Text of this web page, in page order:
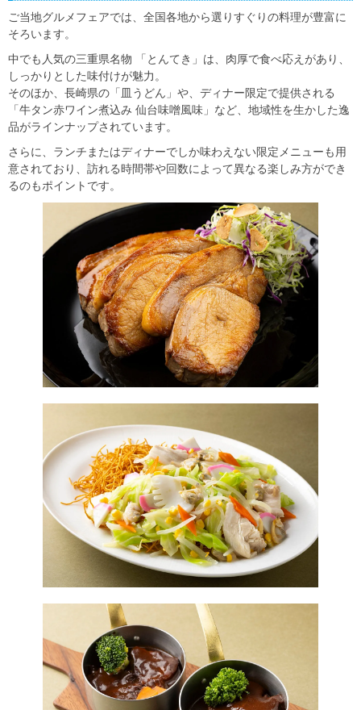
ご当地グルメフェアでは、全国各地から選りすぐりの料理が豊富に
そろいます。
中でも人気の三重県名物 「とんてき」は、肉厚で食べ応えがあり、
しっかりとした味付けが魅力。
そのほか、長崎県の「皿うどん」や、ディナー限定で提供される
「牛タン赤ワイン煮込み 仙台味噌風味」など、地域性を生かした逸
品がラインナップされています。
さらに、ランチまたはディナーでしか味わえない限定メニューも用
意されており、訪れる時間帯や回数によって異なる楽しみ方ができ
るのもポイントです。